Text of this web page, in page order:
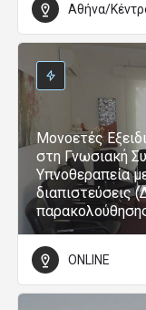
Αθήνα/
Μονοετές
στη Γνωσιακή
Υπνοθεραπεία
διαπιστεύσεις
ONLINE